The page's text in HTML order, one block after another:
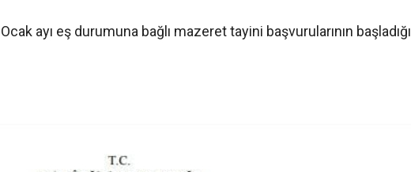
ayı eş durumuna bağlı mazeret tayini başvurularının başladığı